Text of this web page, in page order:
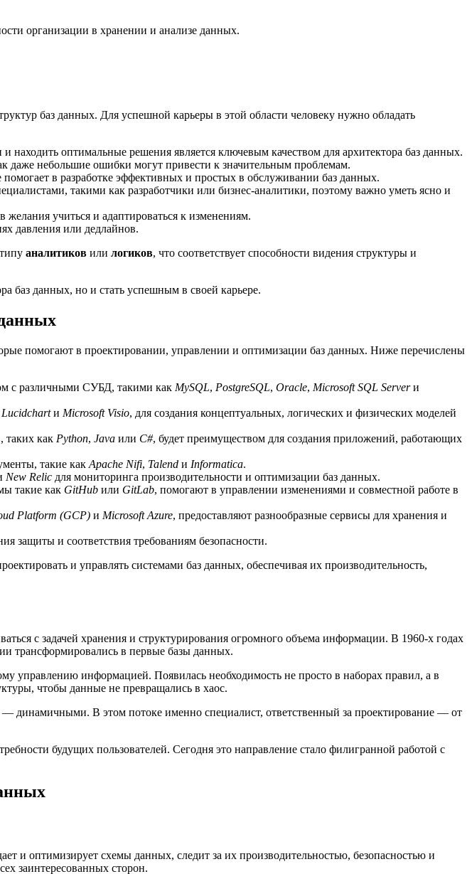
организации в хранении и анализе данных.
баз данных. Для успешной карьеры в этой области человеку нужно обладать
находить оптимальные решения является ключевым качеством для архитектора баз данных.
даже небольшие ошибки могут привести к значительным проблемам.
в разработке эффективных и простых в обслуживании баз данных.
такими как разработчики или бизнес-аналитики, поэтому важно уметь ясно и
желания учиться и адаптироваться к изменениям.
давления или дедлайнов.
аналитиков или логиков, что соответствует способности видения структуры и
баз данных, но и стать успешным в своей карьере.
помогают в проектировании, управлении и оптимизации баз данных. Ниже перечислены
с различными СУБД, такими как MySQL, PostgreSQL, Oracle, Microsoft SQL Serverи
Lucidchartи Microsoft Visio, для создания концептуальных, логических и физических моделей
таких как Python, Java или C#, будет преимуществом для создания приложений, работающих
такие как Apache Nifi, Talend и Informatica.
New Relic для мониторинга производительности и оптимизации баз данных.
такие как GitHub или GitLab, помогают в управлении изменениями и совместной работе в
Platform (GCP) и Microsoft Azure, предоставляют разнообразные сервисы для хранения и
защиты и соответствия требованиям безопасности.
и управлять системами баз данных, обеспечивая их производительность,
с задачей хранения и структурирования огромного объема информации. В 1960-х годах
трансформировались в первые базы данных.
управлению информацией. Появилась необходимость не просто в наборах правил, а в
чтобы данные не превращались в хаос.
динамичными. В этом потоке именно специалист, ответственный за проектирование — от
будущих пользователей. Сегодня это направление стало филигранной работой с
и оптимизирует схемы данных, следит за их производительностью, безопасностью и
заинтересованных сторон.